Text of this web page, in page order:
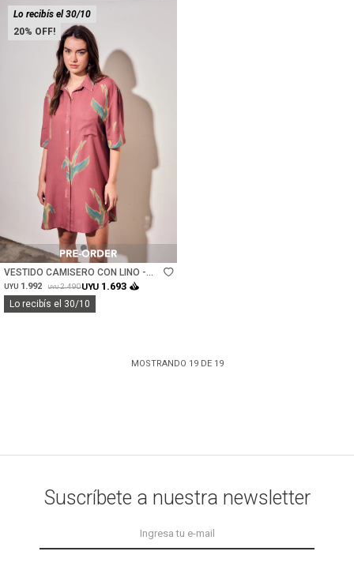
20
Lo recibís el 30/10
Talle
VESTIDO CAMISERO CON LINO -
PRINT
UYU 1.992 UYU 2.490UYU 1.693
Lo recibís el 30/10
MOSTRANDO 19DE 19
Suscríbete a nuestra newsletter